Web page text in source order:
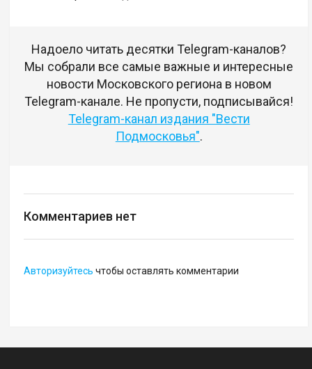
Надоело читать десятки Telegram-каналов?
Мы собрали все самые важные и интересные
новости Московского региона в новом
Telegram-канале. Не пропусти, подписывайся!
Telegram-канал издания "Вести
Подмосковья".
Комментариев нет
Авторизуйтесь чтобы оставлять комментарии